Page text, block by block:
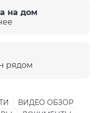
на дом
рядом
ВИДЕО ОБЗОР